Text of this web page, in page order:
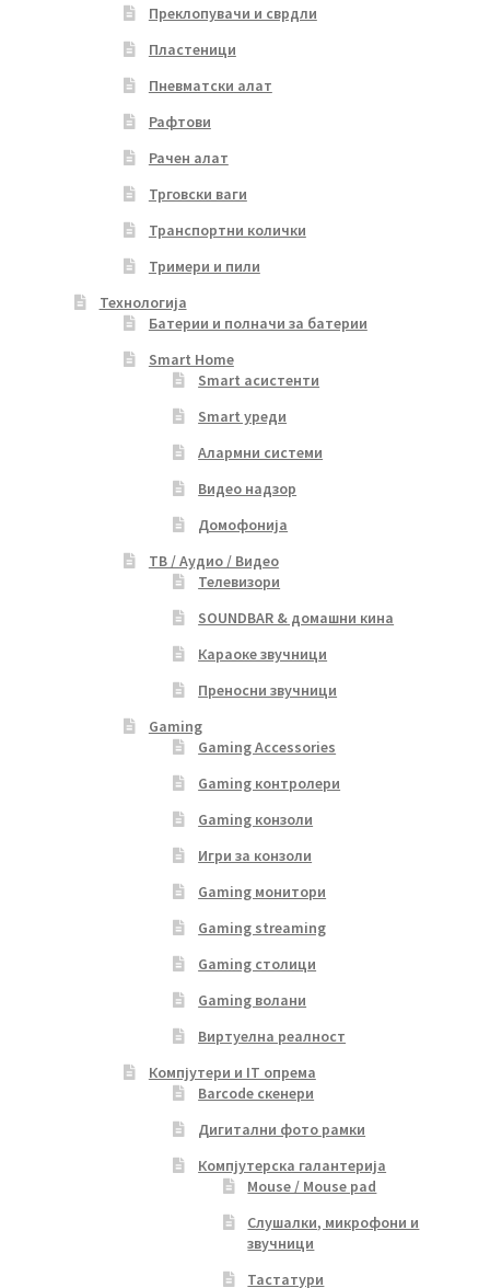
Преклопувачи и сврдли
Пластеници
Пневматски алат
Рафтови
Рачен алат
Трговски ваги
Транспортни колички
Тримери и пили
Технологија
Батерии и полначи за батерии
Smart Home
Smart асистенти
Smart уреди
Алармни системи
Видео надзор
Домофонија
ТВ / Аудио / Видео
Телевизори
SOUNDBAR & домашни кина
Караоке звучници
Преносни звучници
Gaming
Gaming Accessories
Gaming контролери
Gaming конзоли
Игри за конзоли
Gaming монитори
Gaming streaming
Gaming столици
Gaming волани
Виртуелна реалност
Компјутери и IT опрема
Barcode скенери
Дигитални фото рамки
Компјутерска галантерија
Mouse / Mouse pad
Слушалки, микрофони и
звучници
Тастатури